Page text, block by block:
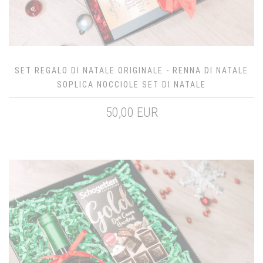
SET REGALO DI NATALE ORIGINALE - RENNA DI NATALE
SOPLICA NOCCIOLE SET DI NATALE
50,00 EUR